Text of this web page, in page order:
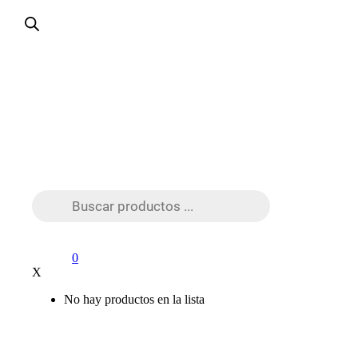
0
X
No hay productos en la lista